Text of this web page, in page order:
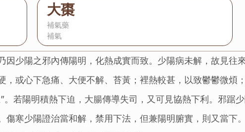
大棗
補氣藥
補氣
因少陽之邪內傳陽明，化熱成實而致。少陽病未解，故見往
，或心下急痛、大便不解、苔黃；裡熱較甚，以致鬱鬱微煩
。若陽明積熱下迫，大腸傳導失司，又可見協熱下利。邪踞
傷寒少陽證治當和解，禁用下法，但兼陽明腑實，則又當下